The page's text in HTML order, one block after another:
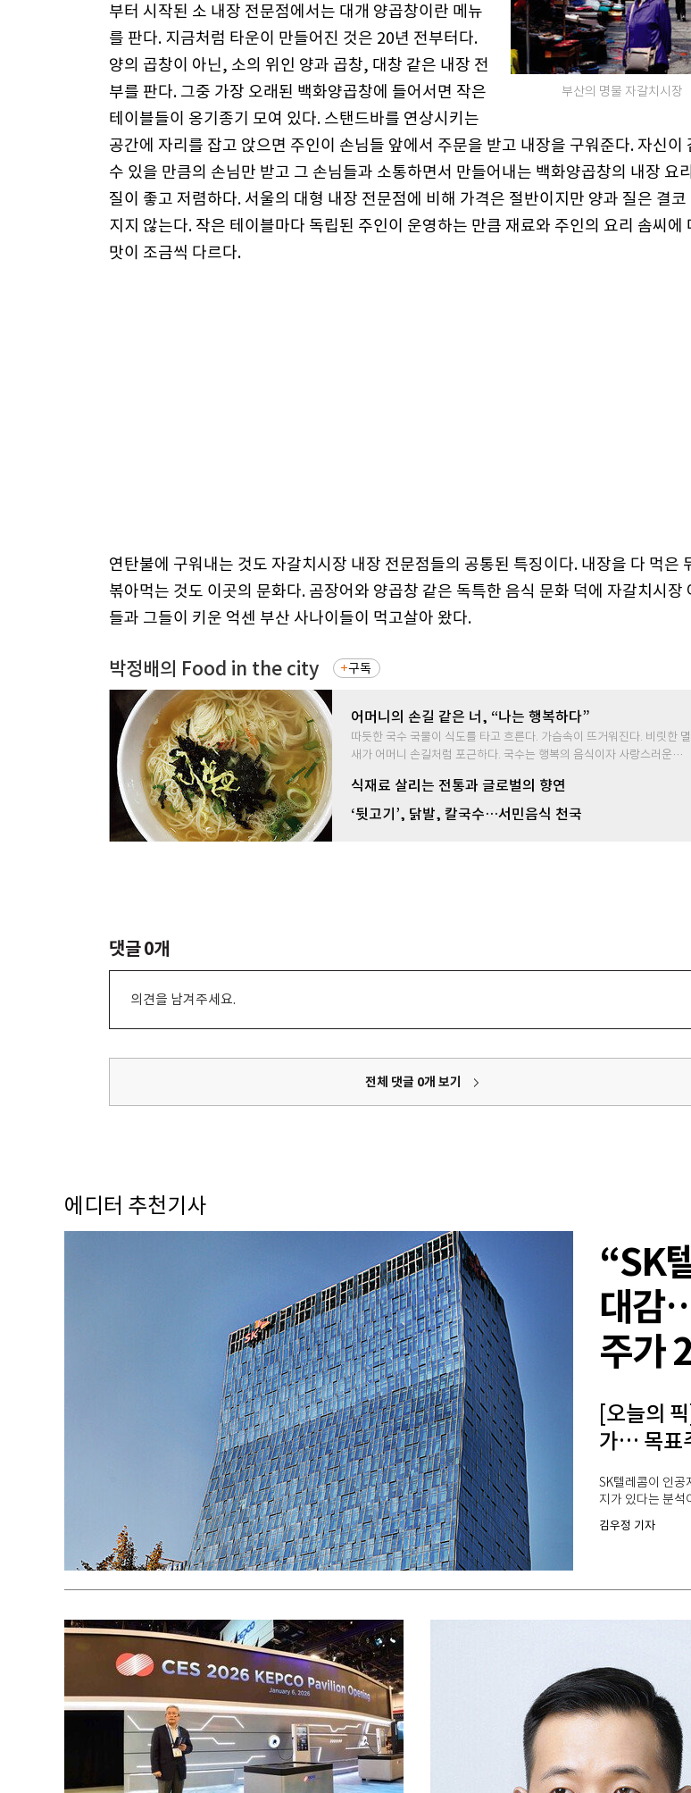
부산의 명물 자갈치시장
부터 시작된 소 내장 전문점에서는 대개 양곱창이란 메뉴
를 판다. 지금처럼 타운이 만들어진 것은 20년 전부터다.
양의 곱창이 아닌, 소의 위인 양과 곱창, 대창 같은 내장 전
부를 판다. 그중 가장 오래된 백화양곱창에 들어서면 작은
테이블들이 옹기종기 모여 있다. 스탠드바를 연상시키는
공간에 자리를 잡고 앉으면 주인이 손님들 앞에서 주문을 받고 내장을 구워준다. 자신이
수 있을 만큼의 손님만 받고 그 손님들과 소통하면서 만들어내는 백화양곱창의 내장 요
질이 좋고 저렴하다. 서울의 대형 내장 전문점에 비해 가격은 절반이지만 양과 질은 결코
지지 않는다. 작은 테이블마다 독립된 주인이 운영하는 만큼 재료와 주인의 요리 솜씨에
맛이 조금씩 다르다.
연탄불에 구워내는 것도 자갈치시장 내장 전문점들의 공통된 특징이다. 내장을 다 먹은
볶아먹는 것도 이곳의 문화다. 곰장어와 양곱창 같은 독특한 음식 문화 덕에 자갈치시장
들과 그들이 키운 억센 부산 사나이들이 먹고살아 왔다.
박정배의 Food in the city 구독
어머니의 손길 같은 너, “나는 행복하다”
따듯한 국수 국물이 식도를 타고 흐른다. 가슴속이 뜨거워진다. 비릿한
새가 어머니 손길처럼 포근하다. 국수는 행복의 음식이자 사랑스러운…
식재료 살리는 전통과 글로벌의 향연
‘뒷고기’, 닭발, 칼국수…서민음식 천국
댓글0개
의견을 남겨주세요.
전체 댓글 0개 보기
에디터 추천기사
“SK
대감
주가
[오늘의
가… 목표
SK텔레콤이 인공
지가 있다는 분석
김우정 기자